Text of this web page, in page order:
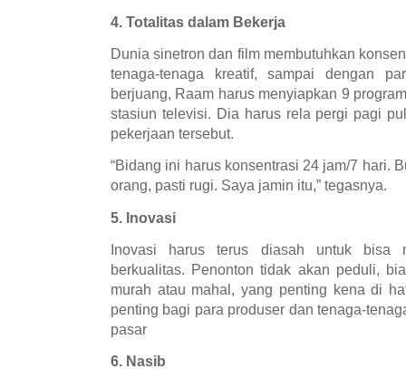
4. Totalitas dalam Bekerja
Dunia sinetron dan film membutuhkan
tenaga-tenaga kreatif, sampai dengan
berjuang, Raam harus menyiapkan 9
stasiun televisi. Dia harus rela pergi pagi
pekerjaan tersebut.
“Bidang ini harus konsentrasi 24 jam/7 hari.
orang, pasti rugi. Saya jamin itu,” tegasnya.
5. Inovasi
Inovasi harus terus diasah untuk bisa
berkualitas. Penonton tidak akan peduli,
murah atau mahal, yang penting kena di
penting bagi para produser dan tenaga-
pasar
6. Nasib